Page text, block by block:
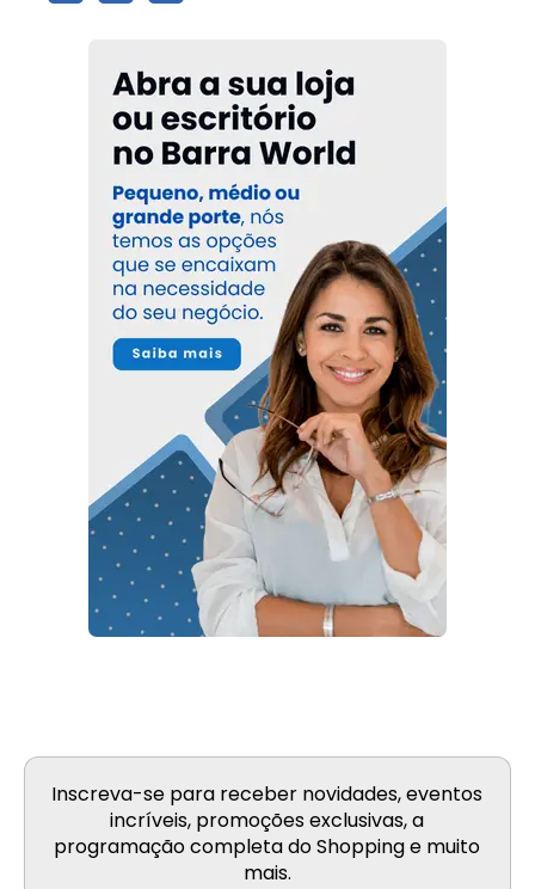
Inscreva-se para receber novidades, eventos
incríveis, promoções exclusivas, a
programação completa do Shopping e muito
mais.